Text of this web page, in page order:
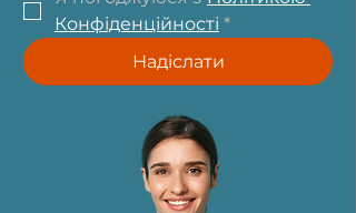
Конфіденційності *
Надіслати